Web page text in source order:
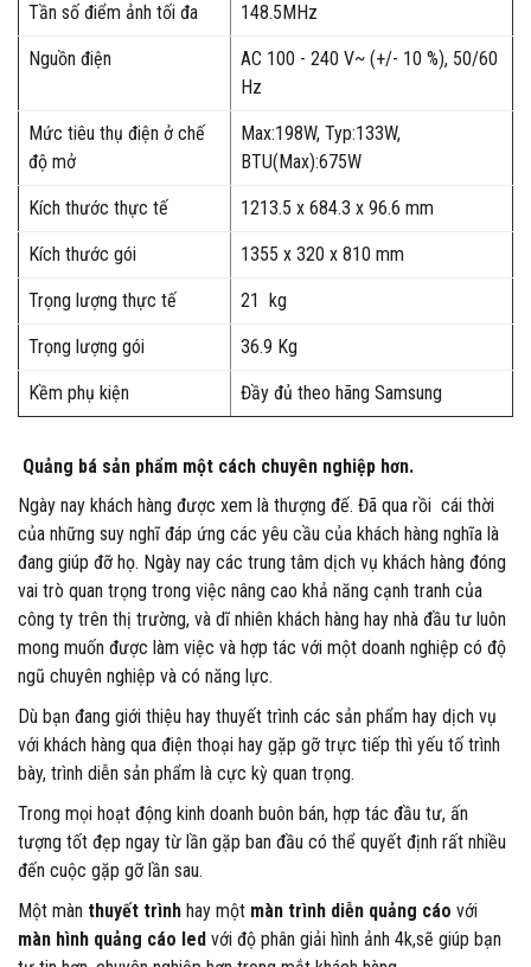
Tần số điểm ảnh tối đa 148.5MHz
Nguồn điện
AC 100 - 240 V~ (+/- 10 %), 50/60
Hz
Mức tiêu thụ điện ở chế
độ mở
Max:198W, Typ:133W,
BTU(Max):675W
Kích thước thực tế 1213.5 x 684.3 x 96.6 mm
Kích thước gói 1355 x 320 x 810 mm
Trọng lượng thực tế 21 kg
Trọng lượng gói 36.9 Kg
Kềm phụ kiện Đầy đủ theo hãng Samsung
Quảng bá sản phẩm một cách chuyên nghiệp hơn.
Ngày nay khách hàng được xem là thượng đế. Đã qua rồi cái thời
của những suy nghĩ đáp ứng các yêu cầu của khách hàng nghĩa là
đang giúp đỡ họ. Ngày nay các trung tâm dịch vụ khách hàng đóng
vai trò quan trọng trong việc nâng cao khả năng cạnh tranh của
công ty trên thị trường, và dĩ nhiên khách hàng hay nhà đầu tư luôn
mong muốn được làm việc và hợp tác với một doanh nghiệp có độ
ngũ chuyên nghiệp và có năng lực.
Dù bạn đang giới thiệu hay thuyết trình các sản phẩm hay dịch vụ
với khách hàng qua điện thoại hay gặp gỡ trực tiếp thì yếu tố trình
bày, trình diễn sản phẩm là cực kỳ quan trọng.
Trong mọi hoạt động kinh doanh buôn bán, hợp tác đầu tư, ấn
tượng tốt đẹp ngay từ lần gặp ban đầu có thể quyết định rất nhiều
đến cuộc gặp gỡ lần sau.
Một màn thuyết trình hay một màn trình diễn quảng cáo với
màn hình quảng cáo led với độ phân giải hình ảnh 4k,sẽ giúp bạn